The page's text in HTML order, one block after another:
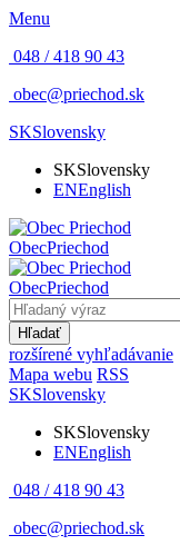
Menu
048 / 418 90 43
obec@priechod.sk
SKSlovensky
SKSlovensky
ENEnglish
ObecPriechod
ObecPriechod
Hľadať
rozšírené vyhľadávanie
Mapa webu RSS
SKSlovensky
SKSlovensky
ENEnglish
048 / 418 90 43
obec@priechod.sk